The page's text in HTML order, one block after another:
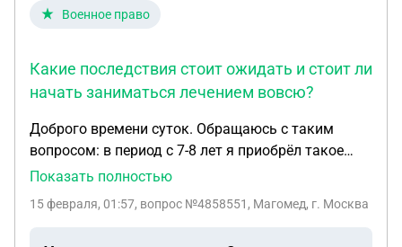
Военное право
Какие последствия стоит ожидать и стоит ли
начать заниматься лечением вовсю?
Доброго времени суток. Обращаюсь с таким
вопросом: в период с 7-8 лет я приобрёл такое
заболевание, как "юношеский артрит",
до конца наблюдался у терапевта и ревматолога,
Показать полностью
15 февраля, 01:57, вопрос №4858551, Магомед, г. Москва